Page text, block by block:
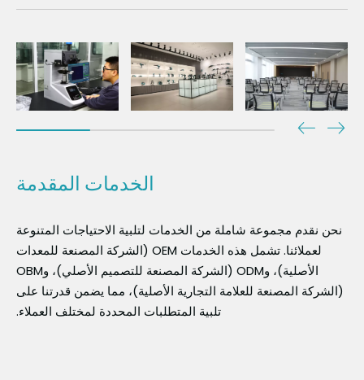
الخدمات المقدمة
نحن نقدم مجموعة شاملة من الخدمات لتلبية الاحتياجات المتنوعة
لعملائنا. تشمل هذه الخدمات OEM (الشركة المصنعة للمعدات
الأصلية)، وODM (الشركة المصنعة للتصميم الأصلي)، وOBM
(الشركة المصنعة للعلامة التجارية الأصلية)، مما يضمن قدرتنا على
تلبية المتطلبات المحددة لمختلف العملاء.